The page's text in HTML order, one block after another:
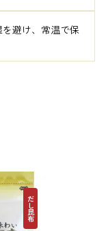
避け、常温で保
だし昆布